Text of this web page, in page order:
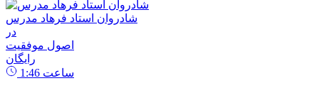
شادروان استاد فرهاد مدرس
در
اصول موفقیت
رایگان
1:46 ساعت